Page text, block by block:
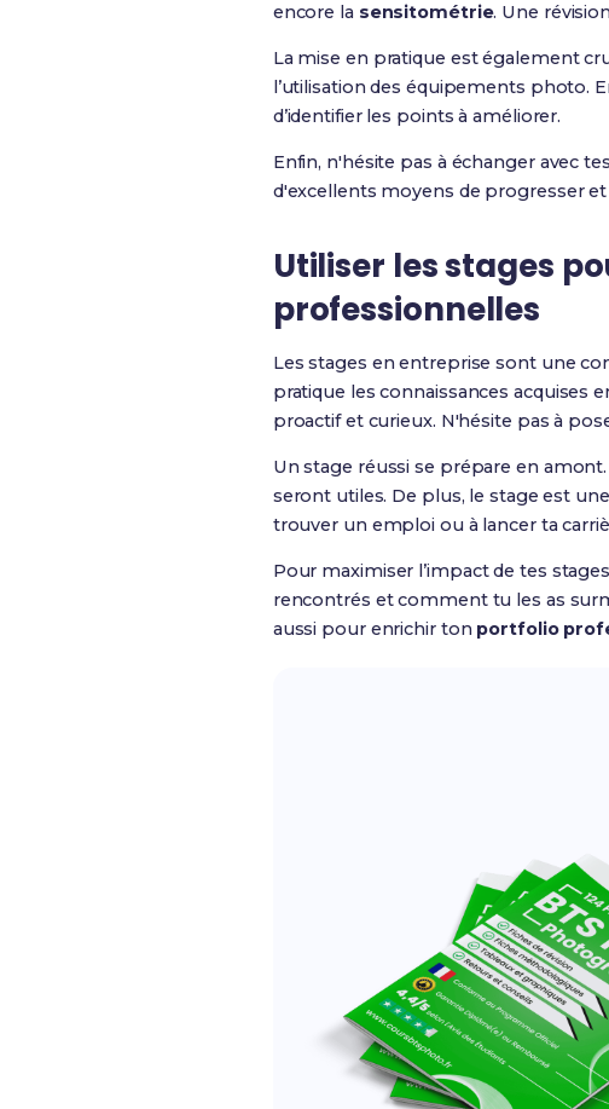
encore la sensitométrie. Une
La mise en pratique est également
l’utilisation des équipements photo.
d’identifier les points à améliorer.
Enfin, n'hésite pas à échanger avec
d'excellents moyens de progresser
Utiliser les stages
professionnelles
Les stages en entreprise sont une
pratique les connaissances acquises
proactif et curieux. N'hésite pas à
Un stage réussi se prépare en
seront utiles. De plus, le stage est
trouver un emploi ou à lancer ta
Pour maximiser l’impact de tes
rencontrés et comment tu les as
aussi pour enrichir ton portfolio